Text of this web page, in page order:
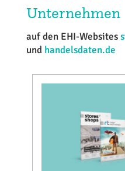
Unternehmen
auf den EHI-Websites
und handelsdaten.de